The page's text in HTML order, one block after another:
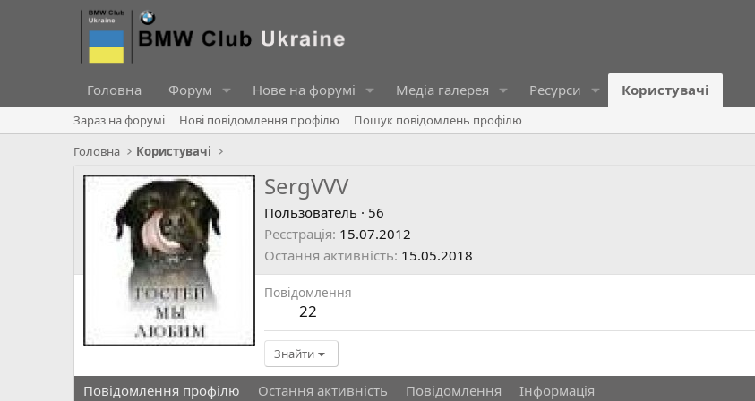
Головна Форум Нове на форумі Медіа галерея Ресурси Користувачі
Зараз на форумі Нові повідомлення профілю
Пошук повідомлень профілю
Головна
Користувачі
SergVVV
Пользователь · 56
Реєстрація 15.07.2012
Остання активність 15.05.2018
Повідомлення
22
Знайти
Повідомлення профілю Остання активність Повідомлення Інформація